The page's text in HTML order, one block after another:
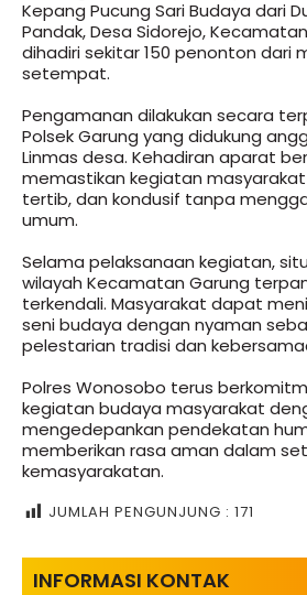
Kepang Pucung Sari Budaya dari
Pandak, Desa Sidorejo,
dihadiri sekitar 150 penonton dari
setempat.
Pengamanan dilakukan secara
Polsek Garung yang didukung
Linmas desa. Kehadiran aparat
memastikan kegiatan
tertib, dan kondusif tanpa
umum.
Selama pelaksanaan kegiatan,
wilayah Kecamatan Garung
terkendali. Masyarakat dapat
seni budaya dengan nyaman
pelestarian tradisi dan
Polres Wonosobo terus
kegiatan budaya masyarakat
mengedepankan pendekatan
memberikan rasa aman dalam
kemasyarakatan.
JUMLAH PENGUNJUNG : 171
INFORMASI KONTAK